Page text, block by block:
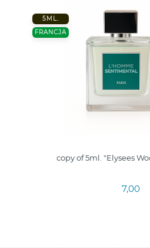
5ML.
FRANCJA
copy of 5ml. "Elysees
7,00